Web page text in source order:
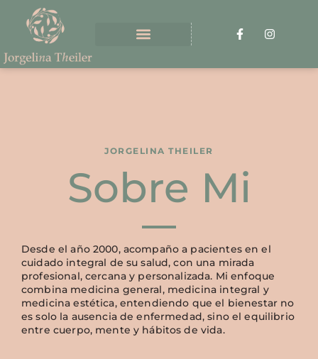
JORGELINA THEILER
Sobre Mi
Desde el año 2000, acompaño a pacientes en el
cuidado integral de su salud, con una mirada
profesional, cercana y personalizada. Mi enfoque
combina medicina general, medicina integral y
medicina estética, entendiendo que el bienestar no
es solo la ausencia de enfermedad, sino el equilibrio
entre cuerpo, mente y hábitos de vida.